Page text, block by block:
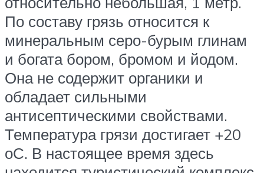
По составу грязь относится к
минеральным серо-бурым глинам
и богата бором, бромом и йодом.
Она не содержит органики и
обладает сильными
антисептическими свойствами.
Температура грязи достигает +20
оС. В настоящее время здесь